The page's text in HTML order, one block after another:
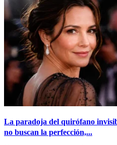
La paradoja del quirófano
no buscan la perfección,...